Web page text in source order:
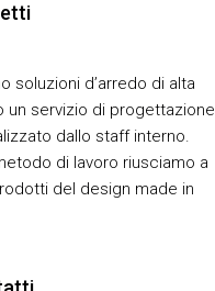
soluzioni d’arredo di alta
un servizio di progettazione
dallo staff interno.
di lavoro riusciamo a
del design made in